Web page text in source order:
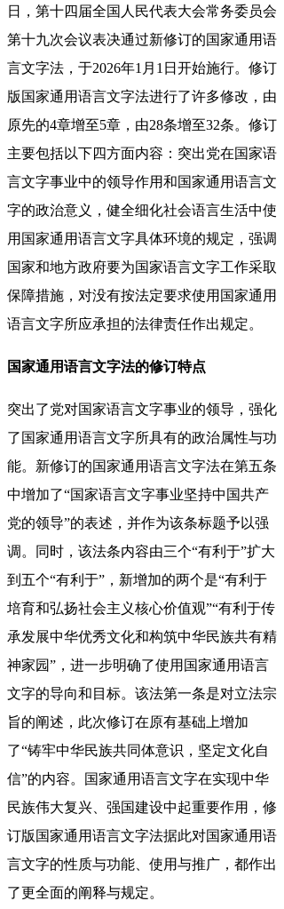
日，第十四届全国人民代表大会常务委员会
第十九次会议表决通过新修订的国家通用语
言文字法，于2026年1月1日开始施行。修订
版国家通用语言文字法进行了许多修改，由
原先的4章增至5章，由28条增至32条。修订
主要包括以下四方面内容：突出党在国家语
言文字事业中的领导作用和国家通用语言文
字的政治意义，健全细化社会语言生活中使
用国家通用语言文字具体环境的规定，强调
国家和地方政府要为国家语言文字工作采取
保障措施，对没有按法定要求使用国家通用
语言文字所应承担的法律责任作出规定。
国家通用语言文字法的修订特点
突出了党对国家语言文字事业的领导，强化
了国家通用语言文字所具有的政治属性与功
能。新修订的国家通用语言文字法在第五条
中增加了“国家语言文字事业坚持中国共产
党的领导”的表述，并作为该条标题予以强
调。同时，该法条内容由三个“有利于”扩大
到五个“有利于”，新增加的两个是“有利于
培育和弘扬社会主义核心价值观”“有利于传
承发展中华优秀文化和构筑中华民族共有精
神家园”，进一步明确了使用国家通用语言
文字的导向和目标。该法第一条是对立法宗
旨的阐述，此次修订在原有基础上增加
了“铸牢中华民族共同体意识，坚定文化自
信”的内容。国家通用语言文字在实现中华
民族伟大复兴、强国建设中起重要作用，修
订版国家通用语言文字法据此对国家通用语
言文字的性质与功能、使用与推广，都作出
了更全面的阐释与规定。